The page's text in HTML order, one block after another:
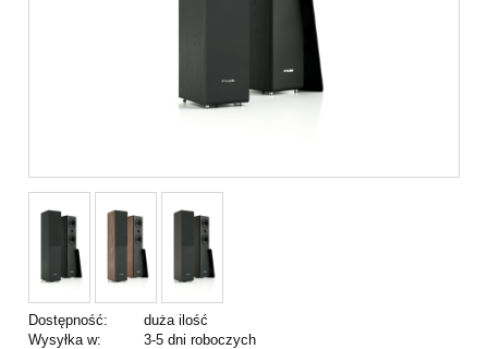
Dostępność:
duża ilość
Wysyłka w:
3-5 dni roboczych